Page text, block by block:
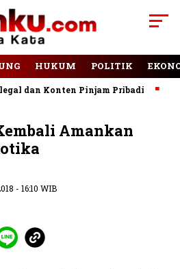
HUKUM POLITIK
dan Konten Pinjam Pribadi
Amankan
- 16:10 WIB